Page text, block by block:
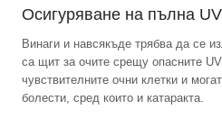
Осигуряване на пълна
Винаги и навсякъде трябва да се
са щит за очите срещу опасните
чувствителните очни клетки и
болести, сред които и катаракта.